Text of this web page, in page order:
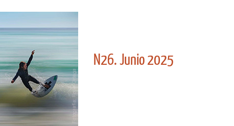
N26. Junio 2025